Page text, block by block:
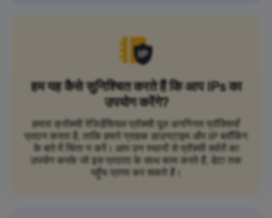
हम यह कैसे सुनिश्चित करते हैं कि आप IPs का
उपयोग करेंगे?
हमारा क्रॉक्सी रेजिडेंशियल प्रॉक्सी पूल अनगिनत प्रॉक्सियाँ
प्रदान करता है, ताकि हमारे ग्राहक डाउनटाइम और IP ब्लॉकिंग
के बारे में चिंता न करें। आप उन स्थानों से प्रॉक्सी सर्वरों का
उपयोग करके जो इस प्रदाता के साथ काम करते हैं, डेटा तक
पहुँच प्राप्त कर सकते हैं।